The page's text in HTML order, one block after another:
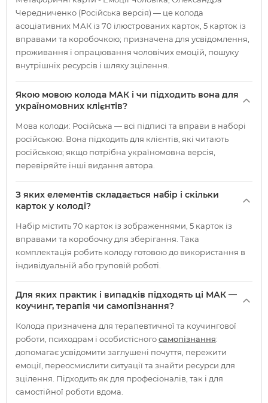
Чередниченко (Російська версія) — це колода
асоціативних МАК із 70 ілюстрованих карток, 5 карток із
вправами та коробочкою; призначена для усвідомлення,
проживання і опрацювання чоловічих емоцій, пошуку
внутрішніх ресурсів і шляху зцілення.
Якою мовою колода МАК і чи підходить вона для
україномовних клієнтів?
Мова колоди: Російська — всі підписі та вправи в наборі
російською. Вона підходить для клієнтів, які читають
російською; якщо потрібна україномовна версія,
перевіряйте інші видання автора.
З яких елементів складається набір і скільки
карток у колоді?
Набір містить 70 карток із зображеннями, 5 карток із
вправами та коробочку для зберігання. Така
комплектація робить колоду готовою до використання в
індивідуальній або груповій роботі.
Для яких практик і випадків підходять ці МАК —
коучинг, терапія чи самопізнання?
Колода призначена для терапевтичної та коучингової
роботи, психодрам і особистісногосамопізнання:
допомагає усвідомити заглушені почуття, пережити
емоції, переосмислити ситуації та знайти ресурси для
зцілення. Підходить як для професіоналів, так і для
самостійної роботи вдома.